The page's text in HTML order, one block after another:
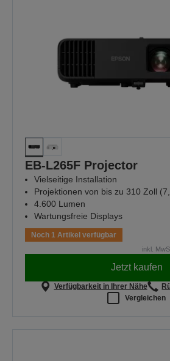
EB-L265F Projector
Vielseitige Installation
Projektionen von bis zu 310 Zoll
4.600 Lumen
Wartungsfreie Displays
Noch 1 Artikel verfügbar
inkl.
Jetzt kaufen
Verfügbarkeit in Ihrer Nähe
Vergleichen